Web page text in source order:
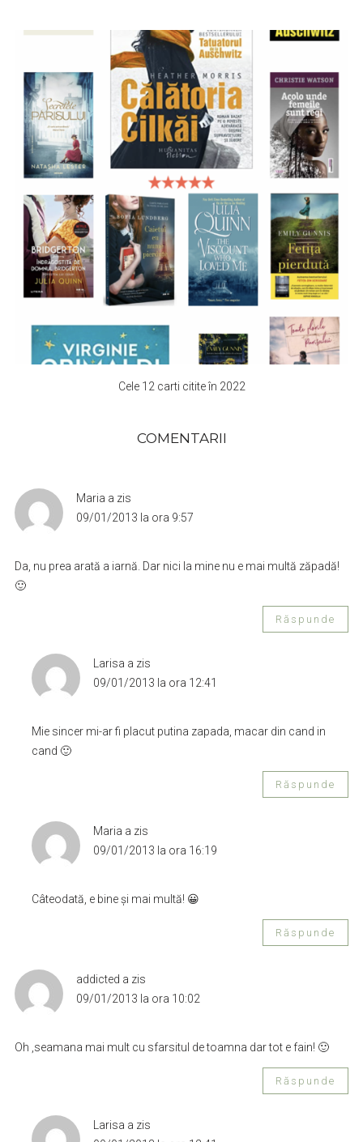
Cele 12 carti citite în 2022
COMENTARII
Maria a zis
09/01/2013 la ora 9:57
Da, nu prea arată a iarnă. Dar nici la mine nu e mai multă zăpadă!
🙂
Răspunde
Larisa a zis
09/01/2013 la ora 12:41
Mie sincer mi-ar fi placut putina zapada, macar din cand in
cand 🙂
Răspunde
Maria a zis
09/01/2013 la ora 16:19
Câteodată, e bine și mai multă! 😀
Răspunde
addicted a zis
09/01/2013 la ora 10:02
Oh ,seamana mai mult cu sfarsitul de toamna dar tot e fain! 🙂
Răspunde
Larisa a zis